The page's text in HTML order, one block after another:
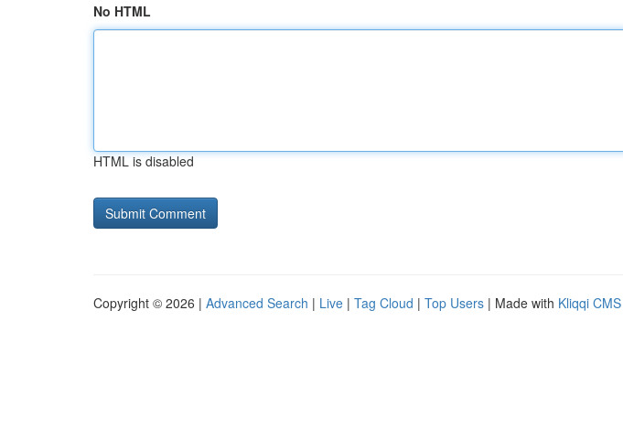
No HTML
HTML is disabled
Copyright © 2026 | Advanced Search | Live | Tag Cloud | Top Users | Made with Kliqqi CMS